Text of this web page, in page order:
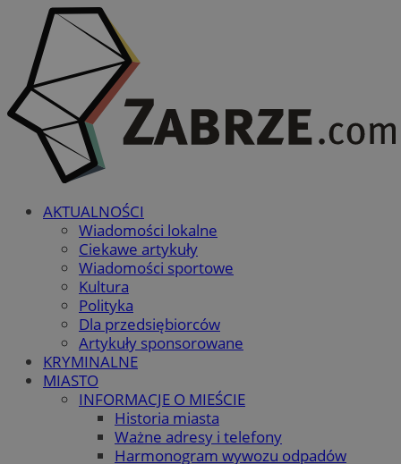
AKTUALNOŚCI
Wiadomości lokalne
Ciekawe artykuły
Wiadomości sportowe
Kultura
Polityka
Dla przedsiębiorców
Artykuły sponsorowane
KRYMINALNE
MIASTO
INFORMACJE O MIEŚCIE
Historia miasta
Ważne adresy i telefony
Harmonogram wywozu odpadów